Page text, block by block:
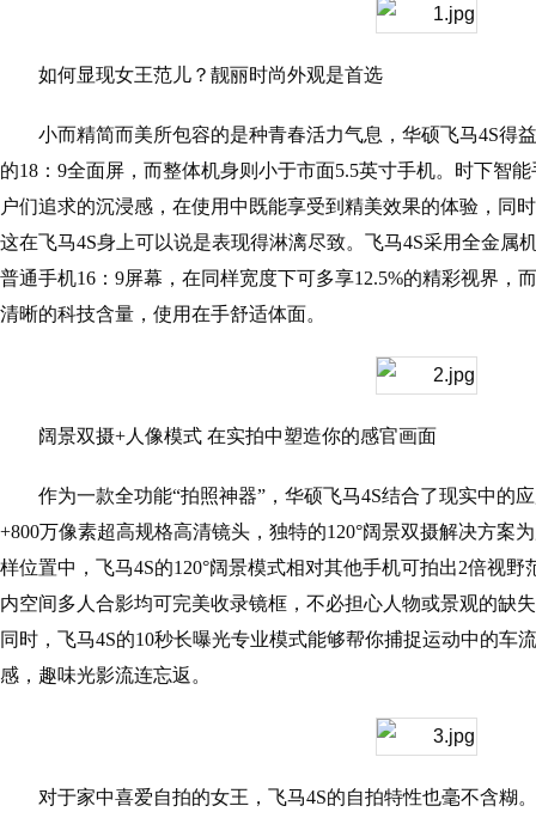
如何显现女王范儿？靓丽时尚外观是首选
小而精简而美所包容的是种青春活力气息，华硕飞马4S得
的18：9全面屏，而整体机身则小于市面5.5英寸手机。时下智
户们追求的沉浸感，在使用中既能享受到精美效果的体验，同
这在飞马4S身上可以说是表现得淋漓尽致。飞马4S采用全金属
普通手机16：9屏幕，在同样宽度下可多享12.5%的精彩视界，
清晰的科技含量，使用在手舒适体面。
阔景双摄+人像模式 在实拍中塑造你的感官画面
作为一款全功能“拍照神器”，华硕飞马4S结合了现实中的
+800万像素超高规格高清镜头，独特的120°阔景双摄解决方案
样位置中，飞马4S的120°阔景模式相对其他手机可拍出2倍视
内空间多人合影均可完美收录镜框，不必担心人物或景观的缺
同时，飞马4S的10秒长曝光专业模式能够帮你捕捉运动中的车
感，趣味光影流连忘返。
对于家中喜爱自拍的女王，飞马4S的自拍特性也毫不含糊